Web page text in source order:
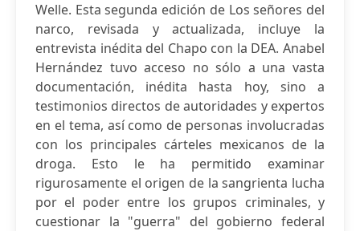
Welle. Esta segunda edición de Los señores del
narco, revisada y actualizada, incluye la
entrevista inédita del Chapo con la DEA. Anabel
Hernández tuvo acceso no sólo a una vasta
documentación, inédita hasta hoy, sino a
testimonios directos de autoridades y expertos
en el tema, así como de personas involucradas
con los principales cárteles mexicanos de la
droga. Esto le ha permitido examinar
rigurosamente el origen de la sangrienta lucha
por el poder entre los grupos criminales, y
cuestionar la "guerra" del gobierno federal